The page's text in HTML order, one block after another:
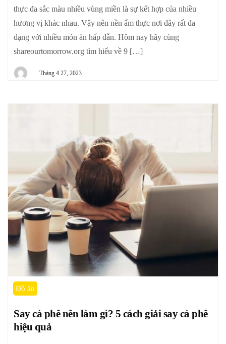
thực đa sắc màu nhiều vùng miền là sự kết hợp của nhiều
hương vị khác nhau. Vậy nên nền ẩm thực nơi đây rất đa
dạng với nhiều món ăn hấp dẫn. Hôm nay hãy cùng
shareourtomorrow.org tìm hiểu về 9 […]
Tháng 4 27, 2023
Đồ ăn
Say cà phê nên làm gì? 5 cách giải say cà phê
hiệu quả